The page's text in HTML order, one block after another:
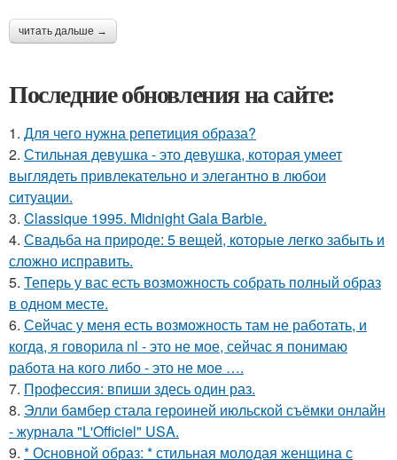
читать дальше →
Последние обновления на сайте:
1. Для чего нужна репетиция образа?
2. Стильная девушка - это девушка, которая умеет
выглядеть привлекательно и элегантно в любои
ситуации.
3. Classique 1995. Midnight Gala Barbie.
4. Свадьба на природе: 5 вещей, которые легко забыть и
сложно исправить.
5. Теперь у вас есть возможность собрать полный образ
в одном месте.
6. Сейчас у меня есть возможность там не работать, и
когда, я говорила nl - это не мое, сейчас я понимаю
работа на кого либо - это не мое ….
7. Профессия: впиши здесь один раз.
8. Элли бамбер стала героиней июльской съёмки онлайн
- журнала "L'Officiel" USA.
9. * Основной образ: * стильная молодая женщина с